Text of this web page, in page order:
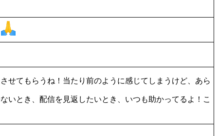
せてもらうね！当たり前のように感じてしまうけど、あら
いとき、配信を見返したいとき、いつも助かってるよ！こ